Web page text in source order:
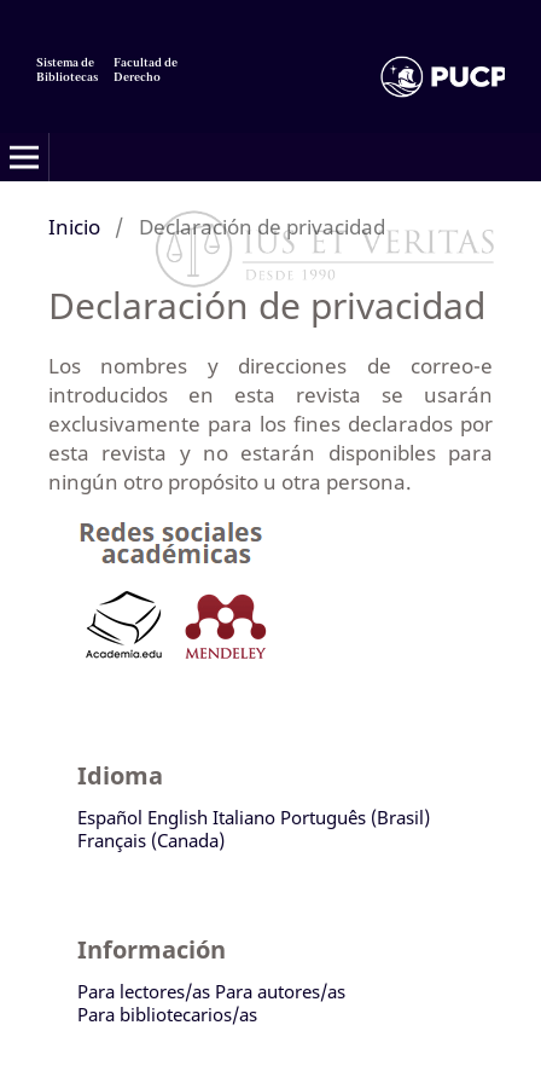
Sistema de
Bibliotecas
Facultad de
Derecho
Inicio / Declaración de privacidad
Declaración de privacidad
Los nombres y direcciones de correo-e
introducidos en esta revista se usarán
exclusivamente para los fines declarados por
esta revista y no estarán disponibles para
ningún otro propósito u otra persona.
Idioma
Español English Italiano Português (Brasil)
Français (Canada)
Información
Para lectores/as Para autores/as
Para bibliotecarios/as